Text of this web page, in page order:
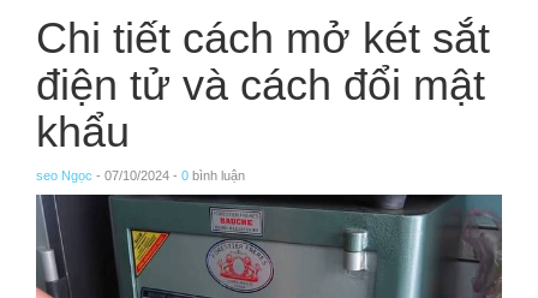
Chi tiết cách mở két sắt
điện tử và cách đổi mật
khẩu
seo Ngọc - 07/10/2024 - 0 bình luận